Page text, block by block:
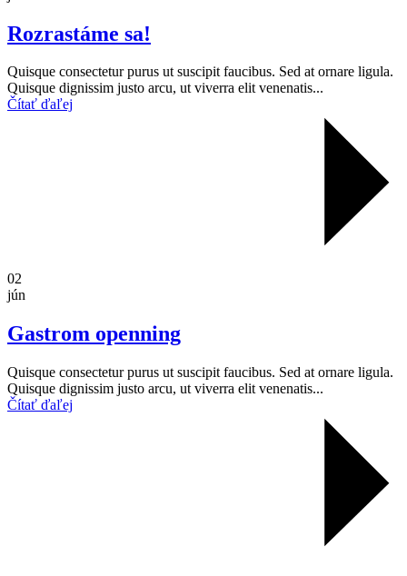
Rozrastáme sa!
Quisque consectetur purus ut suscipit faucibus. Sed at ornare ligula.
Quisque dignissim justo arcu, ut viverra elit venenatis...
Čítať ďaľej
02
jún
Gastrom openning
Quisque consectetur purus ut suscipit faucibus. Sed at ornare ligula.
Quisque dignissim justo arcu, ut viverra elit venenatis...
Čítať ďaľej